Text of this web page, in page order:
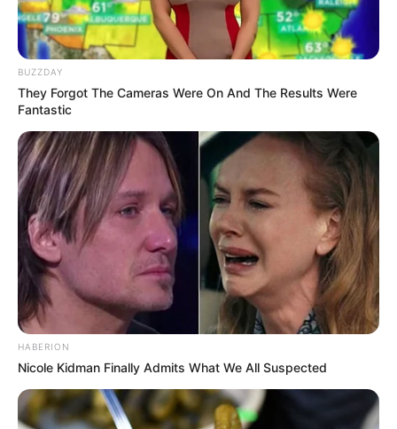
BUZZDAY
They Forgot The Cameras Were On And The Results Were
Fantastic
HABERION
Nicole Kidman Finally Admits What We All Suspected